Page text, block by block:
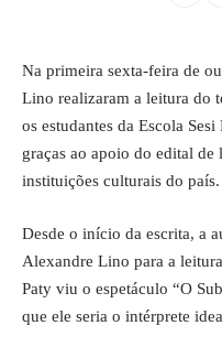
Na primeira sexta-feira de
Lino realizaram a leitura do
os estudantes da Escola
graças ao apoio do edital
instituições culturais do país.
Desde o início da escrita, a
Alexandre Lino para a
Paty viu o espetáculo “O
que ele seria o intérprete